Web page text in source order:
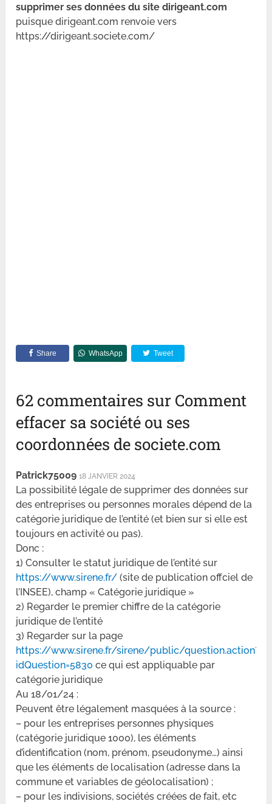
supprimer ses données du site dirigeant.com
puisque dirigeant.com renvoie vers
https://dirigeant.societe.com/
Share WhatsApp Tweet
62 commentaires sur Comment
effacer sa société ou ses
coordonnées de societe.com
Patrick75009 18 JANVIER 2024
La possibilité légale de supprimer des données sur
des entreprises ou personnes morales dépend de la
catégorie juridique de l’entité (et bien sur si elle est
toujours en activité ou pas).
Donc :
1) Consulter le statut juridique de l’entité sur
https://www.sirene.fr/ (site de publication offciel de
l’INSEE), champ « Catégorie juridique »
2) Regarder le premier chiffre de la catégorie
juridique de l’entité
3) Regarder sur la page
https://www.sirene.fr/sirene/public/question.action?
idQuestion=5830 ce qui est appliquable par
catégorie juridique
Au 18/01/24 :
Peuvent être légalement masquées à la source :
– pour les entreprises personnes physiques
(catégorie juridique 1000), les éléments
d’identification (nom, prénom, pseudonyme…) ainsi
que les éléments de localisation (adresse dans la
commune et variables de géolocalisation) ;
– pour les indivisions, sociétés créées de fait, etc